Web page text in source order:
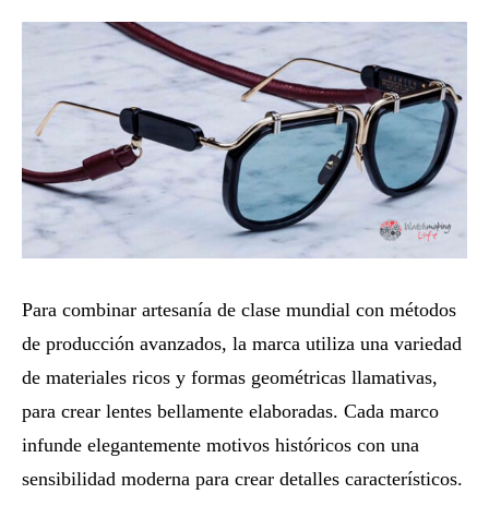
Para combinar artesanía de clase mundial con métodos
de producción avanzados, la marca utiliza una variedad
de materiales ricos y formas geométricas llamativas,
para crear lentes bellamente elaboradas. Cada marco
infunde elegantemente motivos históricos con una
sensibilidad moderna para crear detalles característicos.